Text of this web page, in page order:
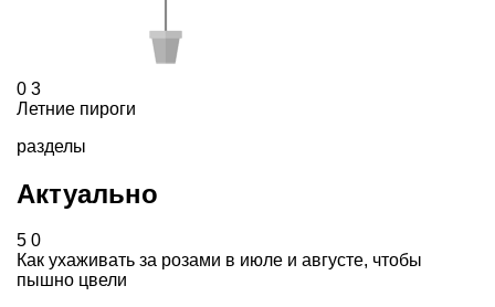
0 3
Летние пироги
разделы
Актуально
5 0
Как ухаживать за розами в июле и августе, чтобы
пышно цвели